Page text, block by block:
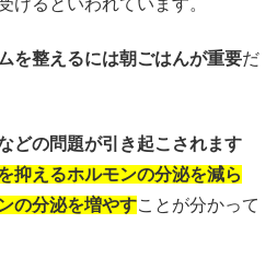
を整えるには朝ごはんが重要だ
どの問題が引き起こされます
抑えるホルモンの分泌を減ら
の分泌を増やすことが分かって